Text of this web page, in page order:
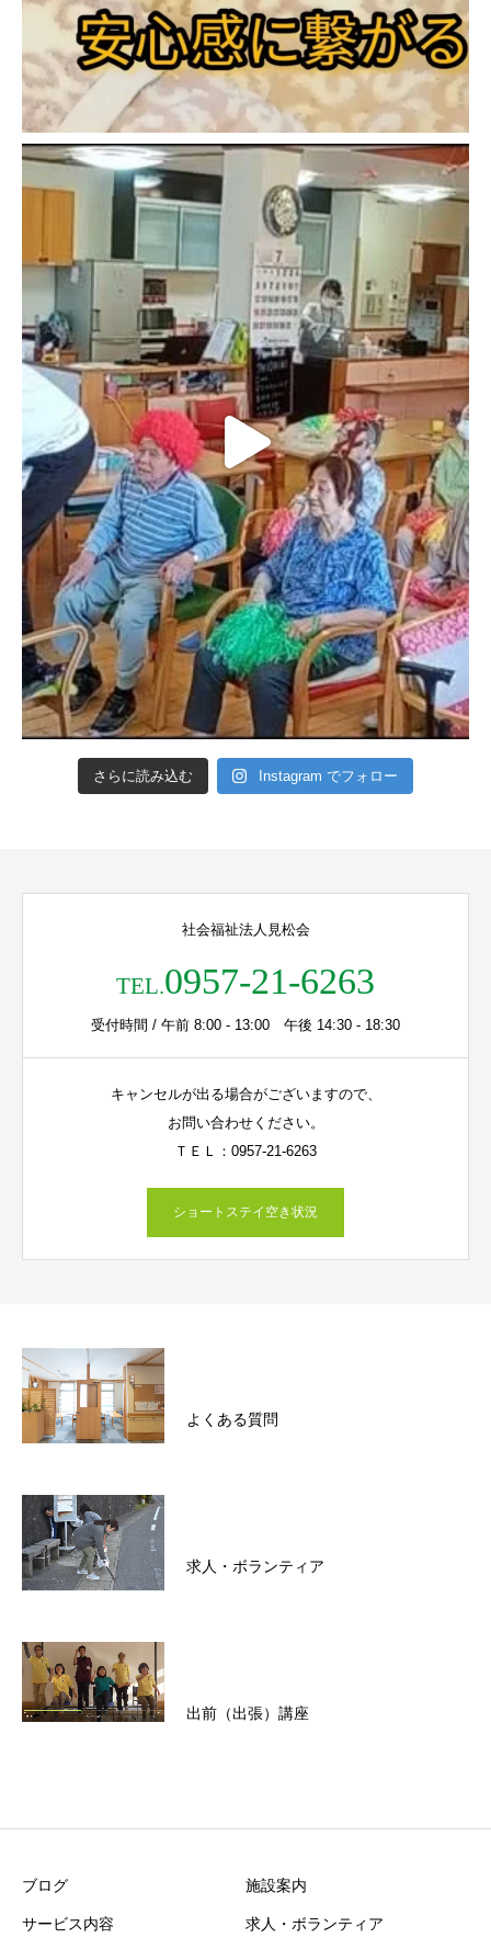
さらに読み込む Instagram でフォロー
社会福祉法人見松会
TEL.0957-21-6263
受付時間 / 午前 8:00 - 13:00 午後 14:30 - 18:30
キャンセルが出る場合がございますので、
お問い合わせください。
ＴＥＬ：0957-21-6263
ショートステイ空き状況
よくある質問
求人・ボランティア
出前（出張）講座
ブログ 施設案内
サービス内容 求人・ボランティア